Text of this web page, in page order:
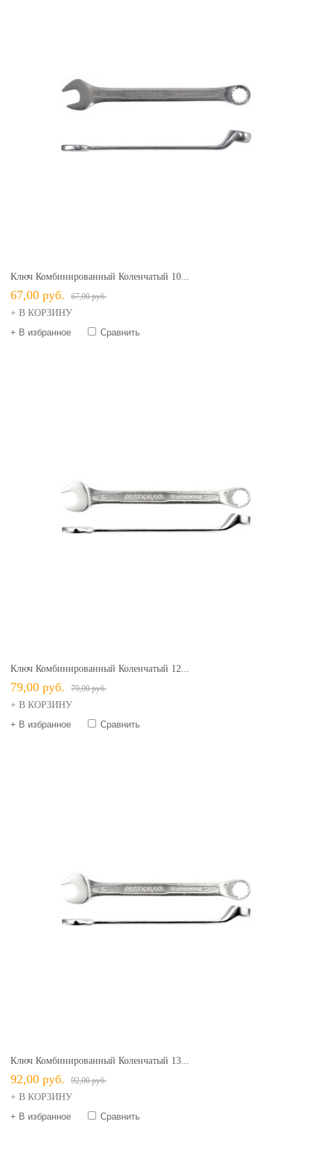
Ключ Комбинированный Коленчатый 10...
67,00 руб. 67,00 руб.
+ В КОРЗИНУ
+ В избранное
Сравнить
Ключ Комбинированный Коленчатый 12...
79,00 руб. 79,00 руб.
+ В КОРЗИНУ
+ В избранное
Сравнить
Ключ Комбинированный Коленчатый 13...
92,00 руб. 92,00 руб.
+ В КОРЗИНУ
+ В избранное
Сравнить